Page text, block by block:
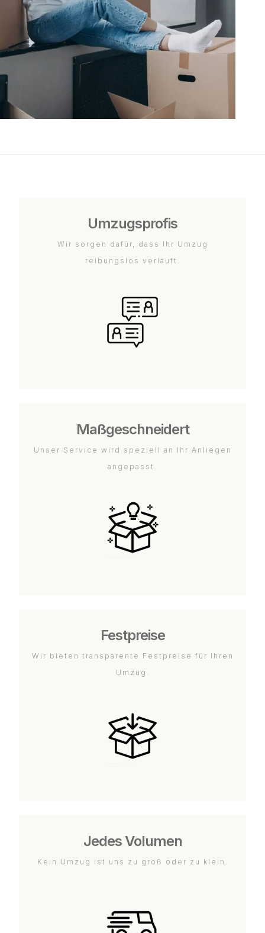
Umzugsprofis
Wir sorgen dafür, dass Ihr Umzug
reibungslos verläuft.
Maßgeschneidert
Unser Service wird speziell an Ihr Anliegen
angepasst.
Festpreise
Wir bieten transparente Festpreise für Ihren
Umzug.
Jedes Volumen
Kein Umzug ist uns zu groß oder zu klein.